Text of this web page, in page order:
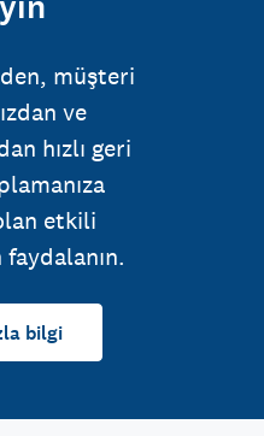
müşteri
ve
hızlı geri
etkili
bilgi